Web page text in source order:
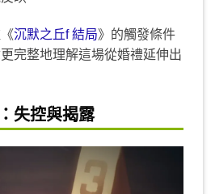
沉默之丘f 結局》的觸發條件
完整地理解這場從婚禮延伸出
失控與揭露